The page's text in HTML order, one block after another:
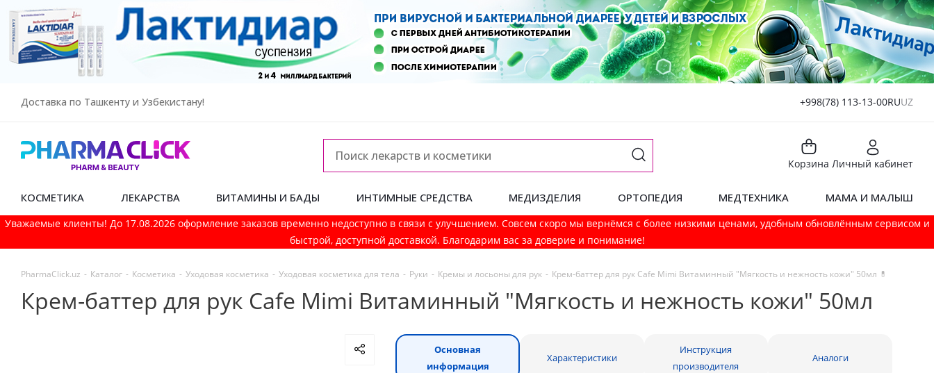
Доставка по Ташкенту и Узбекистану! +998(78) 113-13-00RUUZ
Корзина Личный кабинет
КОСМЕТИКА ЛЕКАРСТВА ВИТАМИНЫ И БАДЫ ИНТИМНЫЕ СРЕДСТВА МЕДИЗДЕЛИЯ ОРТОПЕДИЯ МЕДТЕХНИКА МАМА И МАЛЫШ
Уважаемые клиенты! До 17.08.2026 оформление заказов временно недоступно в связи с улучшением. Совсем скоро мы вернёмся с более низкими ценами, удобным обновлённым сервисом и
быстрой, доступной доставкой. Благодарим вас за доверие и понимание!
PharmaСlick.uz - Каталог - Косметика - Уходовая косметика - Уходовая косметика для тела - Руки - Кремы и лосьоны для рук - Крем-баттер для рук Cafe Mimi Витаминный "Мягкость и нежность кожи" 50мл 💊
Крем-баттер для рук Cafe Mimi Витаминный "Мягкость и нежность кожи" 50мл
Основная
информация
Характеристики
Инструкция
производителя
Аналоги